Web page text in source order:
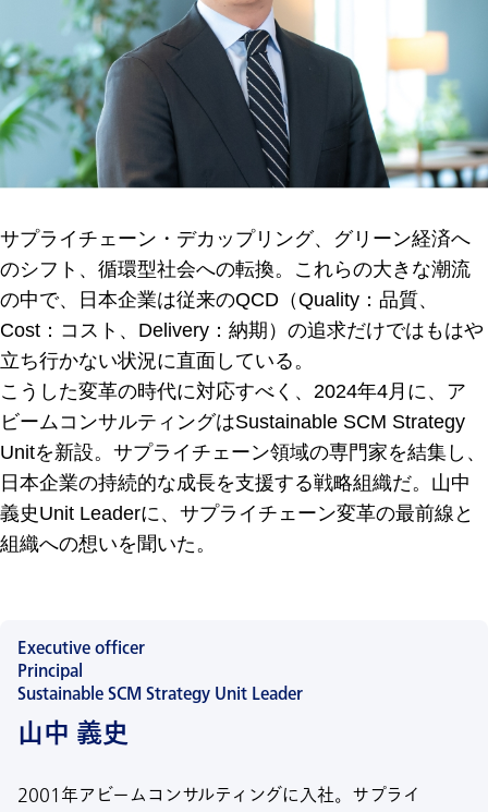
サプライチェーン・デカップリング、グリーン経済へ
のシフト、循環型社会への転換。これらの大きな潮流
の中で、日本企業は従来のQCD（Quality：品質、
Cost：コスト、Delivery：納期）の追求だけではもはや
立ち行かない状況に直面している。
こうした変革の時代に対応すべく、2024年4月に、ア
ビームコンサルティングはSustainable SCM Strategy
Unitを新設。サプライチェーン領域の専門家を結集し、
日本企業の持続的な成長を支援する戦略組織だ。山中
義史Unit Leaderに、サプライチェーン変革の最前線と
組織への想いを聞いた。
Executive officer
Principal
Sustainable SCM Strategy Unit Leader
山中 義史
2001年アビームコンサルティングに入社。サプライ